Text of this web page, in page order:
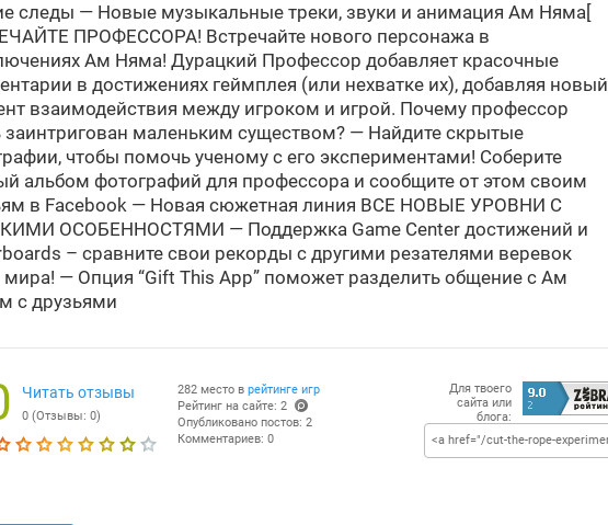
следы — Новые музыкальные треки, звуки и анимация Ам Няма[
ПРОФЕССОРА! Встречайте нового персонажа в
Ам Няма! Дурацкий Профессор добавляет красочные
в достижениях геймплея (или нехватке их), добавляя новый
взаимодействия между игроком и игрой. Почему профессор
заинтригован маленьким существом? — Найдите скрытые
чтобы помочь ученому с его экспериментами! Соберите
альбом фотографий для профессора и сообщите от этом своим
в Facebook — Новая сюжетная линия ВСЕ НОВЫЕ УРОВНИ С
ОСОБЕННОСТЯМИ — Поддержка Game Center достижений и
– сравните свои рекорды с другими резателями веревок
мира! — Опция “Gift This App” поможет разделить общение с Ам
с друзьями
Читать отзывы
0(Отзывы: 0)
282 место в рейтинге игр
Рейтинг на сайте: 2
(po
Опубликовано постов: 2
Комментариев: 0
Для твоего
сайта или
блога: